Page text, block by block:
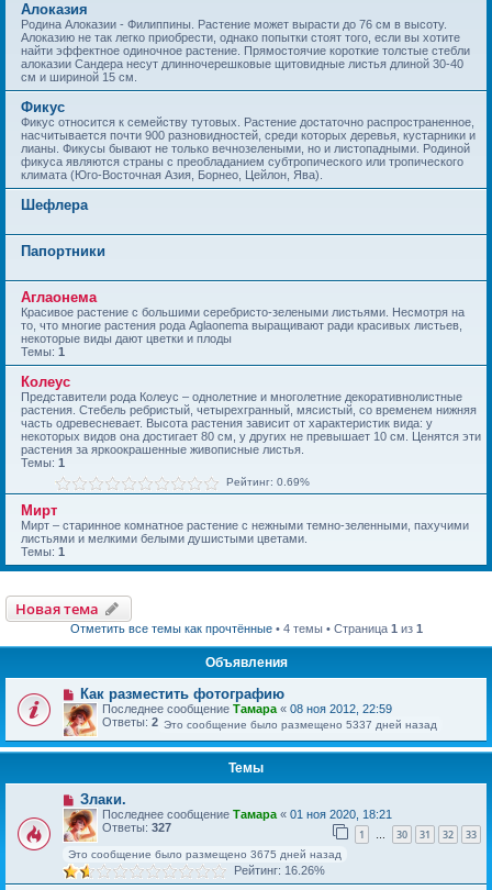
Алоказия
Родина Алоказии - Филиппины. Растение может вырасти до 76 см в высоту.
Алоказию не так легко приобрести, однако попытки стоят того, если вы хотите
найти эффектное одиночное растение. Прямо­стоячие короткие толстые стебли
алоказии Сандера несут длинночерешковые щитовидные листья длиной 30-40
см и шириной 15 см.
Фикус
Фикус относится к семейству тутовых. Растение достаточно распространенное,
насчитывается почти 900 разновидностей, среди которых деревья, кустарники и
лианы. Фикусы бывают не только вечнозелеными, но и листопадными. Родиной
фикуса являются страны с преобладанием субтропического или тропического
климата (Юго-Восточная Азия, Борнео, Цейлон, Ява).
Шефлера
Папортники
Аглаонема
Красивое растение с большими серебристо-зелеными листьями. Несмотря на
то, что многие растения рода Aglaonema выращивают ради красивых листьев,
некоторые виды дают цветки и плоды
Темы: 1
Колеус
Представители рода Колеус – однолетние и многолетние декоративнолистные
растения. Стебель ребристый, четырехгранный, мясистый, со временем нижняя
часть одревесневает. Высота растения зависит от характеристик вида: у
некоторых видов она достигает 80 см, у других не превышает 10 см. Ценятся эти
растения за яркоокрашенные живописные листья.
Темы: 1
Рейтинг: 0.69%
Мирт
Мирт – старинное комнатное растение с нежными темно-зеленными, пахучими
листьями и мелкими белыми душистыми цветами.
Темы: 1
Новая тема
Отметить все темы как прочтённые• 4 темы • Страница 1 из 1
Объявления
Как разместить фотографию
Последнее сообщение Тамара « 08 ноя 2012, 22:59
Ответы: 2 Это сообщение было размещено 5337 дней назад
Темы
Злаки.
Последнее сообщение Тамара « 01 ноя 2020, 18:21
Ответы: 327 1 … 30 31 32 33
Это сообщение было размещено 3675 дней назад
Рейтинг: 16.26%